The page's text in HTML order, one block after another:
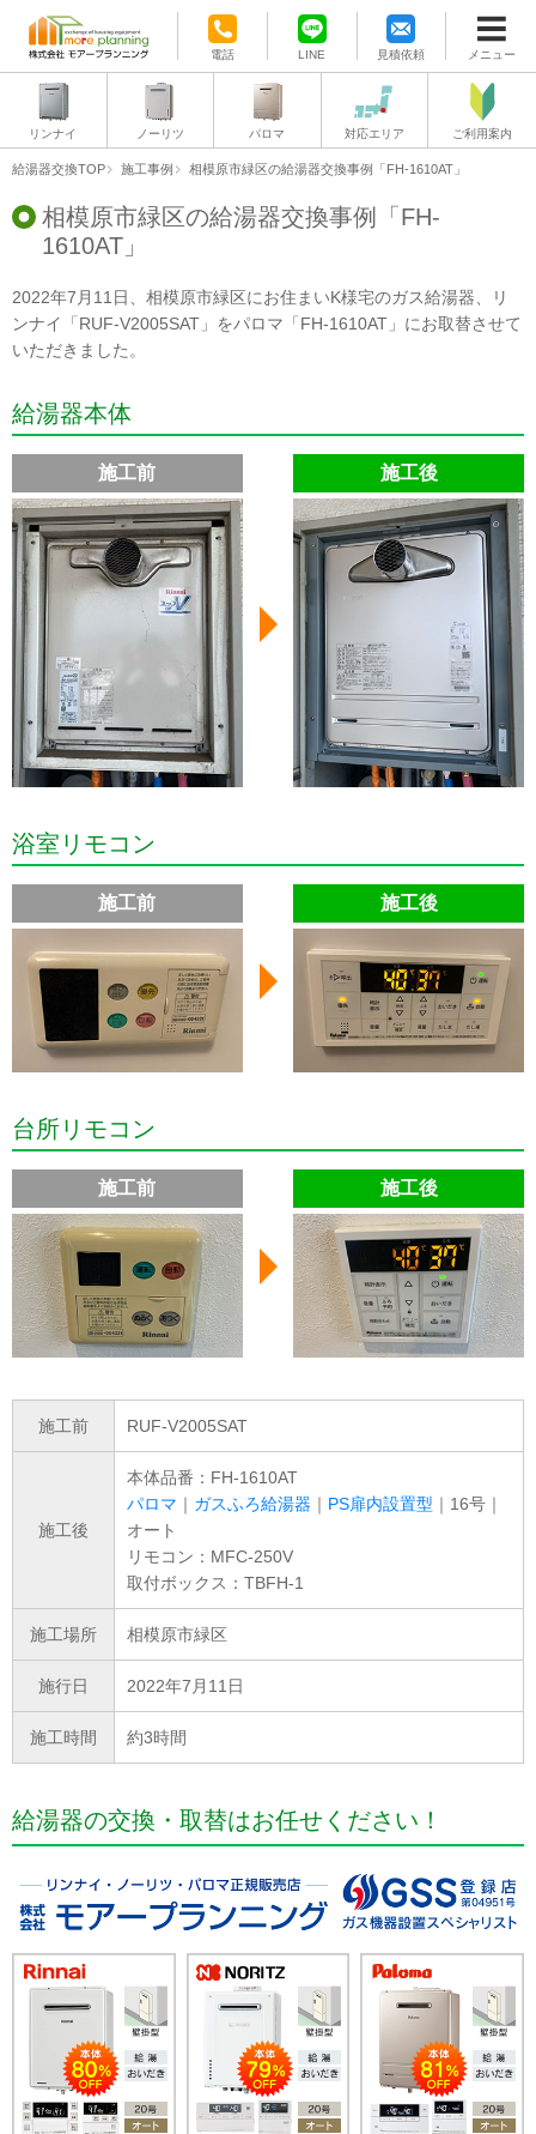
電話 LINE 見積依頼 メニュー
リンナイ ノーリツ パロマ 対応エリア ご利用案内
給湯器交換TOP 施工事例 相模原市緑区の給湯器交換事例「FH-1610AT」
相模原市緑区の給湯器交換事例「FH-
1610AT」
2022年7月11日、相模原市緑区にお住まいK様宅のガス給湯器、リ
ンナイ「RUF-V2005SAT」をパロマ「FH-1610AT」にお取替させて
いただきました。
給湯器本体
施工前 施工後
浴室リモコン
施工前 施工後
台所リモコン
施工前 施工後
施工前 RUF-V2005SAT
施工後
本体品番：FH-1610AT
パロマ ｜ ガスふろ給湯器 ｜ PS扉内設置型 ｜16号｜
オート
リモコン：MFC-250V
取付ボックス：TBFH-1
施工場所 相模原市緑区
施行日 2022年7月11日
施工時間 約3時間
給湯器の交換・取替はお任せください！